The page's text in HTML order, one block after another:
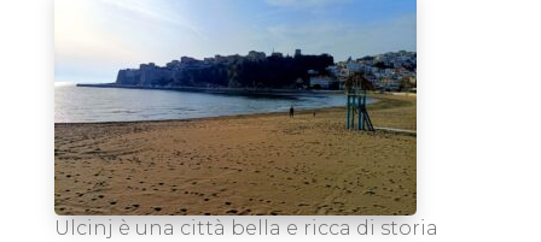
Ulcinj è una città bella e ricca di storia